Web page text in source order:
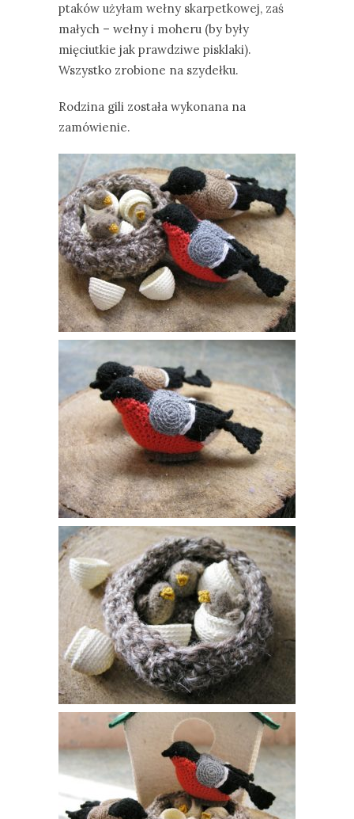
ptaków użyłam wełny skarpetkowej, zaś
małych – wełny i moheru (by były
mięciutkie jak prawdziwe pisklaki).
Wszystko zrobione na szydełku.
Rodzina gili została wykonana na
zamówienie.